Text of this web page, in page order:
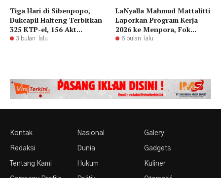
Tiga Hari di Sibenpopo,
Dukcapil Halteng Terbitkan
325 KTP-el, 156 Akt...
3 bulan lalu
LaNyalla Mahmud Mattalitti
Laporkan Program Kerja
2026 ke Menpora, Fok...
6 bulan lalu
Kontak
Redaksi
Tentang Kami
Nasional
Dunia
Hukum
Galery
Gadgets
Kuliner